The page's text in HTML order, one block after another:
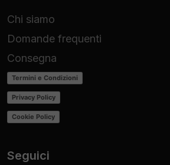
Chi siamo
Domande frequenti
Consegna
Termini e Condizioni
Privacy Policy
Cookie Policy
Seguici